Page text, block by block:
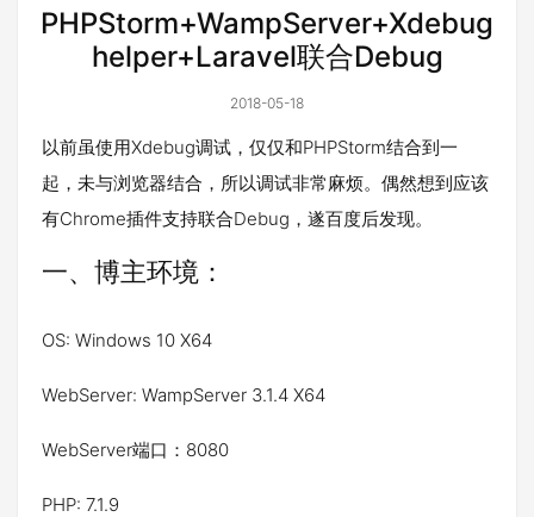
PHPStorm+WampServer+Xdebug
helper+Laravel联合Debug
2018-05-18
以前虽使用Xdebug调试，仅仅和PHPStorm结合到一
起，未与浏览器结合，所以调试非常麻烦。偶然想到应该
有Chrome插件支持联合Debug，遂百度后发现。
一、博主环境：
OS: Windows 10 X64
WebServer: WampServer 3.1.4 X64
WebServer端口：8080
PHP: 7.1.9